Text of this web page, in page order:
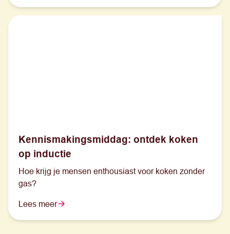
parktuin-woningen. Juist zij staan voor de toekomst
Kennismakingsmiddag: ontdek koken
op inductie
Hoe krijg je mensen enthousiast voor koken zonder
gas?
Lees meer